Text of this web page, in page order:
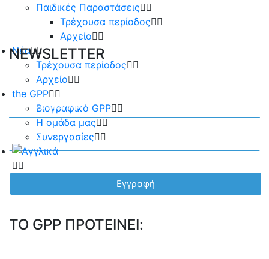
Παιδικές Παραστάσεις
Τρέχουσα περίοδος
Αρχείο
Νέα
Τρέχουσα περίοδος
Αρχείο
the GPP
Βιογραφικό GPP
Η ομάδα μας
Συνεργασίες
NEWSLETTER
TO GPP ΠΡΟΤΕΙΝΕΙ: